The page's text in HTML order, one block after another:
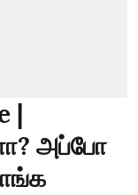
|
அப்போ